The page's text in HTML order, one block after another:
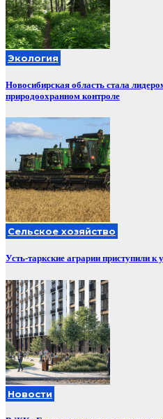
Экология
Новосибирская область стала
природоохранном контроле
Сельское хозяйство
Усть-таркские аграрии приступили к
Новости